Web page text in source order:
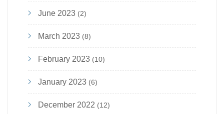
June 2023 (2)
March 2023 (8)
February 2023 (10)
January 2023 (6)
December 2022 (12)